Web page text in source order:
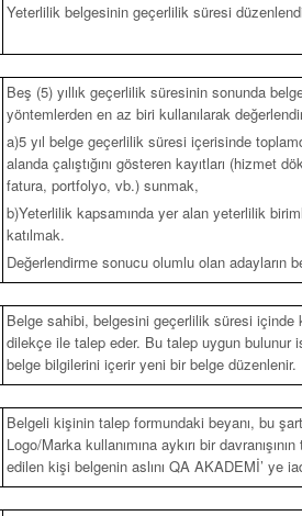
Yeterlilik belgesinin geçerlilik süresi
Beş (5) yıllık geçerlilik süresinin sonunda
yöntemlerden en az biri kullanılarak
a)5 yıl belge geçerlilik süresi içerisinde
alanda çalıştığını gösteren kayıtları (hizmet
fatura, portfolyo, vb.) sunmak,
b)Yeterlilik kapsamında yer alan yeterlilik
katılmak.
Değerlendirme sonucu olumlu olan adayların
Belge sahibi, belgesini geçerlilik süresi
dilekçe ile talep eder. Bu talep uygun bulunur
belge bilgilerini içerir yeni bir belge düzenlenir.
Belgeli kişinin talep formundaki beyanı, bu
Logo/Marka kullanımına aykırı bir
edilen kişi belgenin aslını QA AKADEMİ’ ye